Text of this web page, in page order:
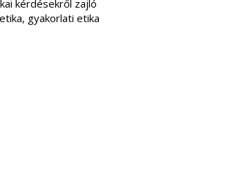
kérdésekről zajló
gyakorlati etika